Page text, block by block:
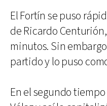
El Fortín se puso
de Ricardo
minutos. Sin
partido y lo puso
En el segundo